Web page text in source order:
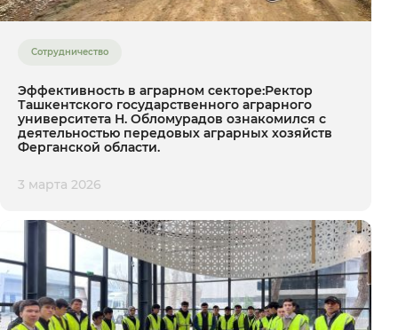
Сотрудничество
Эффективность в аграрном секторе:Ректор
Ташкентского государственного аграрного
университета Н. Обломурадов ознакомился с
деятельностью передовых аграрных хозяйств
Ферганской области.
3 марта 2026